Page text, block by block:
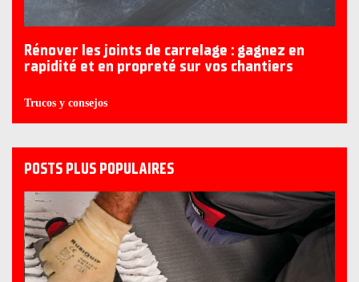
Rénover les joints de carrelage : gagnez en
rapidité et en propreté sur vos chantiers
Trucos y consejos
POSTS PLUS POPULAIRES